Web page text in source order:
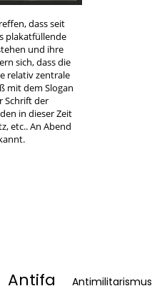
dass seit
plakatfüllende
und ihre
sich, dass die
relativ zentrale
mit dem Slogan
Schrift der
in dieser Zeit
etc.. An Abend
Antifa Antimilitarismus